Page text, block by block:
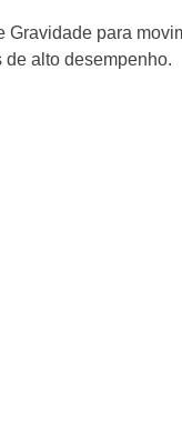
para
de alto desempenho.